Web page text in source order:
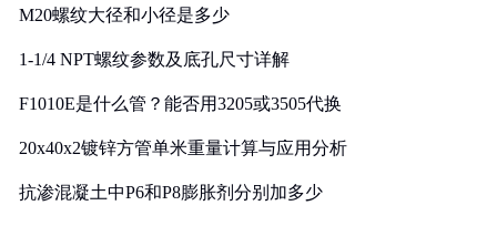
M20螺纹大径和小径是多少
1-1/4 NPT螺纹参数及底孔尺寸详解
F1010E是什么管？能否用3205或3505代换
20x40x2镀锌方管单米重量计算与应用分析
抗渗混凝土中P6和P8膨胀剂分别加多少